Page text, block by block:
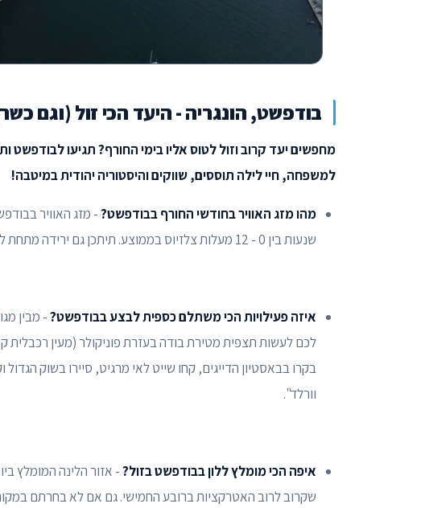
בודפשט, הונגריה - היעד הכי זול (וגם
מחפשים יעד קרוב וזול לטוס אליו בימי החורף? תגיעו לבודפשט
למשפחה, חיי לילה תוססים, שווקים והיסטוריה יהודית במיטבה!
מהו מזג האוויר בחודשי החורף בבודפשט?- מזג האוויר
שנעות בין 0 - 12 מעלות צלזיוס בממוצע. תיתכן גם ירידה מתחת ל - 0 של בין מינוס 2 ל - 6 מעלות צלזיוס.
איזה פעילויות הכי משתלם כספית לבצע בבודפשט?- מבין
לכם לעשות תצפית מטירת בודה בעזרת פוניקולר (מעין
בקרו בבאסטיון הדייגים, קחו שייט לאי מרגיט, סיירו בשוק
וורלד".
איפה הכי מומלץ ללון בבודפשט בזול?
שקרוב לרוב האטרקציות ברובע החמישי. גם אם לא בחרתם